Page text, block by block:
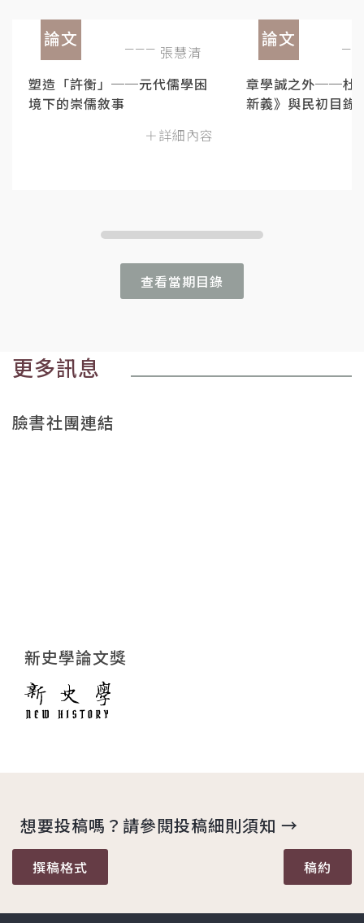
論文
張慧清
塑造「許衡」──元代儒學困
境下的崇儒敘事
＋詳細內容
論文
章學誠之外──杜
新義》與民初目錄
查看當期目錄
更多訊息
臉書社團連結
新史學論文獎
想要投稿嗎？請參閱投稿細則須知 →
撰稿格式 稿約